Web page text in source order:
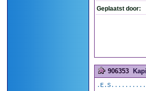
Geplaatst door:
906353